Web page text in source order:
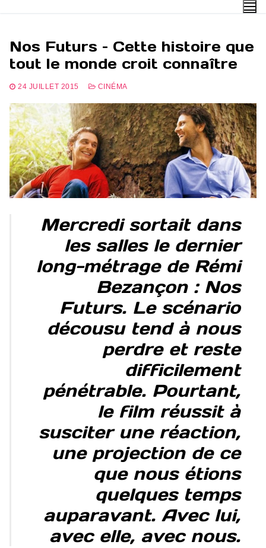
Nos Futurs – Cette histoire que
tout le monde croit connaître
24 JUILLET 2015 CINÉMA
Mercredi sortait dans
les salles le dernier
long-métrage de Rémi
Bezançon : Nos
Futurs. Le scénario
décousu tend à nous
perdre et reste
difficilement
pénétrable. Pourtant,
le film réussit à
susciter une réaction,
une projection de ce
que nous étions
quelques temps
auparavant. Avec lui,
avec elle, avec nous.